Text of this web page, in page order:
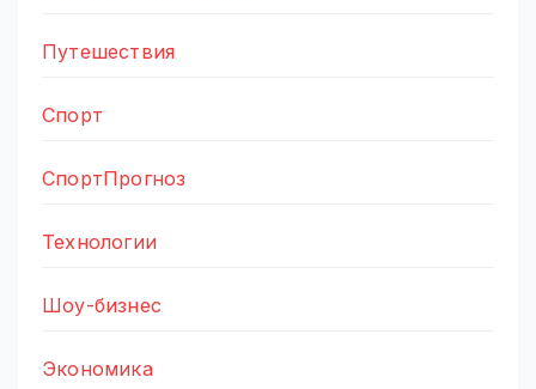
Путешествия
Спорт
СпортПрогноз
Технологии
Шоу-бизнес
Экономика